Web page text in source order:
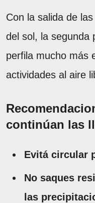
Con la salida de
del sol, la segunda
perfila mucho más
actividades al aire
continúan las
Evitá circular
No saques
las